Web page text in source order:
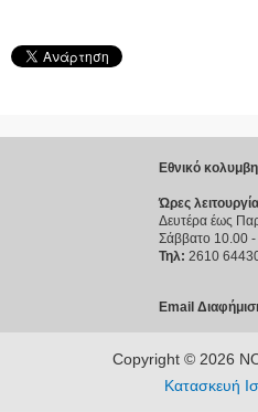
Εθνικό
Ώρες
Δευτέρα έως
Σάββατο 10.00
Τηλ: 2610
Email
Copyright © 2026
Κατασκευή